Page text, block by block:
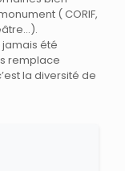
( CORIF,
jamais été
remplace
la diversité de